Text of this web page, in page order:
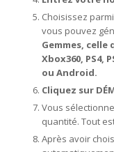
Choisissez
vous pouvez
Gemmes,
Xbox360, PS4,
ou Android.
Cliquez sur
Vous
quantité. Tout
Après avoir